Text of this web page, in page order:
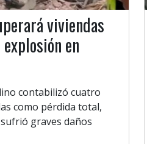
viviendas
en
contabilizó cuatro
como pérdida total,
graves daños